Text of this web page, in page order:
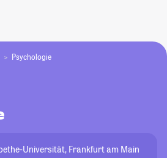
Psychologie
Universität, Frankfurt am Main